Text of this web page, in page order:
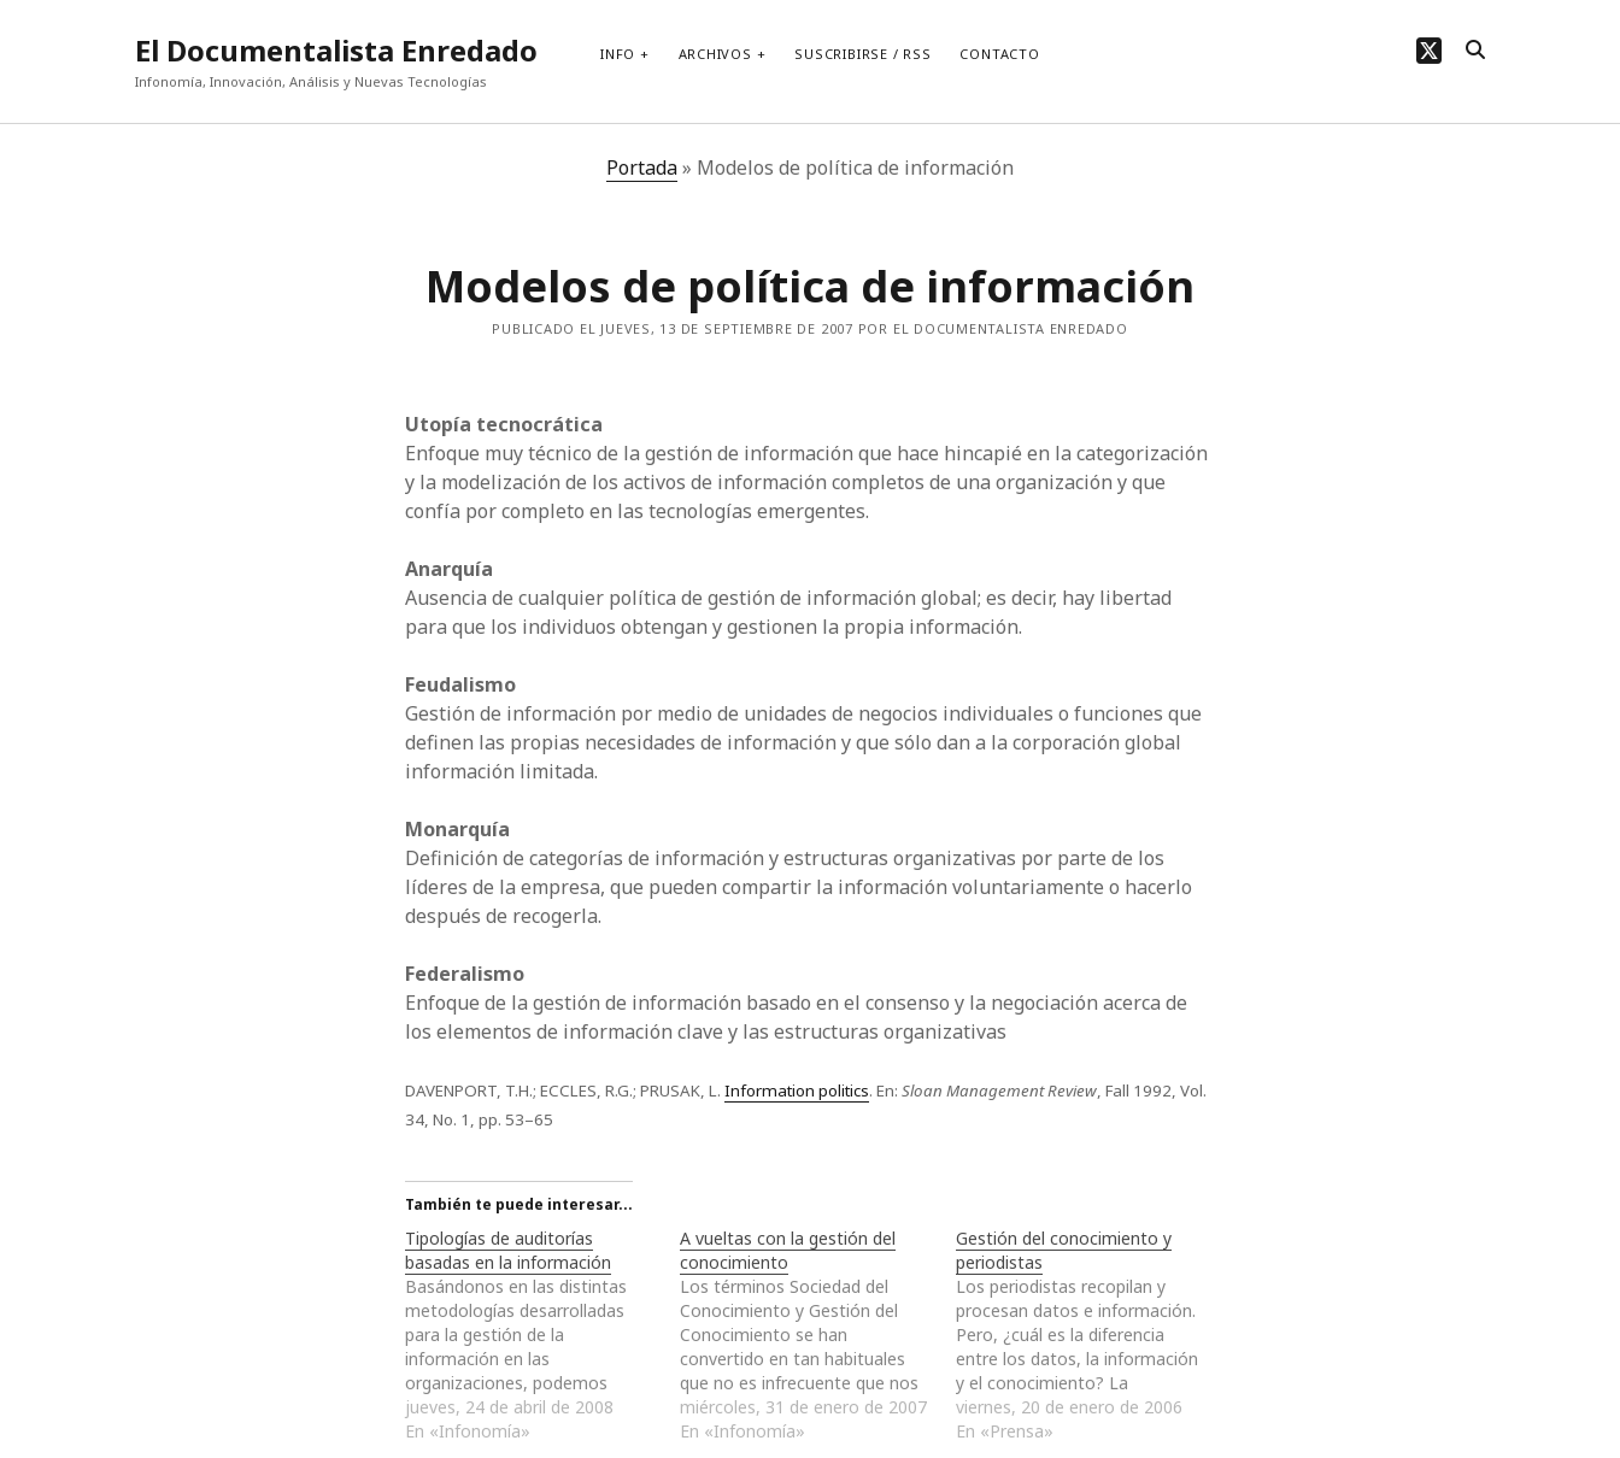
El Documentalista Enredado
Infonomía, Innovación, Análisis y Nuevas Tecnologías
INFO ARCHIVOS SUSCRIBIRSE / RSS CONTACTO twitter
Portada» Modelos de política de información
Modelos de política de información
PUBLICADO EL JUEVES, 13 DE SEPTIEMBRE DE 2007 POR EL DOCUMENTALISTA ENREDADO
Utopía tecnocrática
Enfoque muy técnico de la gestión de información que hace hincapié en la categorización
y la modelización de los activos de información completos de una organización y que
confía por completo en las tecnologías emergentes.
Anarquía
Ausencia de cualquier política de gestión de información global; es decir, hay libertad
para que los individuos obtengan y gestionen la propia información.
Feudalismo
Gestión de información por medio de unidades de negocios individuales o funciones que
definen las propias necesidades de información y que sólo dan a la corporación global
información limitada.
Monarquía
Definición de categorías de información y estructuras organizativas por parte de los
líderes de la empresa, que pueden compartir la información voluntariamente o hacerlo
después de recogerla.
Federalismo
Enfoque de la gestión de información basado en el consenso y la negociación acerca de
los elementos de información clave y las estructuras organizativas
DAVENPORT, T.H.; ECCLES, R.G.; PRUSAK, L.Information politics. En:Sloan Management Review, Fall 1992, Vol.
34, No. 1, pp. 53–65
También te puede interesar...
Tipologías de auditorías
basadas en la información
Basándonos en las distintas
metodologías desarrolladas
para la gestión de la
información en las
organizaciones, podemos
clasificar cada una de ellas en
distintos niveles dependiendo
jueves, 24 de abril de 2008
En «Infonomía»
A vueltas con la gestión del
conocimiento
Los términos Sociedad del
Conocimiento y Gestión del
Conocimiento se han
convertido en tan habituales
que no es infrecuente que nos
encontremos incluso con
escritores que se atrevan a dar
miércoles, 31 de enero de 2007
En «Infonomía»
Gestión del conocimiento y
periodistas
Los periodistas recopilan y
procesan datos e información.
Pero, ¿cuál es la diferencia
entre los datos, la información
y el conocimiento? La
explicación más simple implica
una analogía. Pensemos en los
viernes, 20 de enero de 2006
En «Prensa»